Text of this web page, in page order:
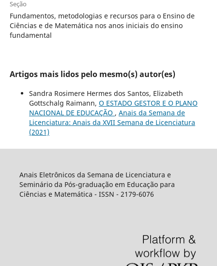
Seção
Fundamentos, metodologias e recursos para o Ensino de
Ciências e de Matemática nos anos iniciais do ensino
fundamental
Artigos mais lidos pelo mesmo(s) autor(es)
Sandra Rosimere Hermes dos Santos, Elizabeth
Gottschalg Raimann, O ESTADO GESTOR E O PLANO
NACIONAL DE EDUCAÇÃO , Anais da Semana de
Licenciatura: Anais da XVII Semana de Licenciatura
(2021)
Anais Eletrônicos da Semana de Licenciatura e
Seminário da Pós-graduação em Educação para
Ciências e Matemática - ISSN - 2179-6076